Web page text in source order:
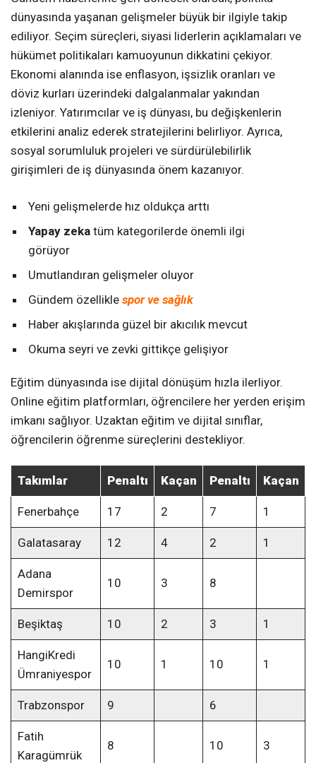
dünyasında yaşanan gelişmeler büyük bir ilgiyle takip
ediliyor. Seçim süreçleri, siyasi liderlerin açıklamaları ve
hükümet politikaları kamuoyunun dikkatini çekiyor.
Ekonomi alanında ise enflasyon, işsizlik oranları ve
döviz kurları üzerindeki dalgalanmalar yakından
izleniyor. Yatırımcılar ve iş dünyası, bu değişkenlerin
etkilerini analiz ederek stratejilerini belirliyor. Ayrıca,
sosyal sorumluluk projeleri ve sürdürülebilirlik
girişimleri de iş dünyasında önem kazanıyor.
Yeni gelişmelerde hız oldukça arttı
Yapay zeka tüm kategorilerde önemli ilgi
görüyor
Umutlandıran gelişmeler oluyor
Gündem özellikle spor ve sağlık
Haber akışlarında güzel bir akıcılık mevcut
Okuma seyri ve zevki gittikçe gelişiyor
Eğitim dünyasında ise dijital dönüşüm hızla ilerliyor.
Online eğitim platformları, öğrencilere her yerden erişim
imkanı sağlıyor. Uzaktan eğitim ve dijital sınıflar,
öğrencilerin öğrenme süreçlerini destekliyor.
Takımlar Penaltı Kaçan Penaltı Kaçan
Fenerbahçe 17 2 7 1
Galatasaray 12 4 2 1
Adana
Demirspor
10 3 8
Beşiktaş 10 2 3 1
HangiKredi
Ümraniyespor
10 1 10 1
Trabzonspor 9 6
Fatih
Karagümrük
8 10 3